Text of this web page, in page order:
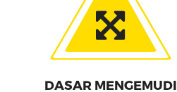
DASAR MENGEMUDI